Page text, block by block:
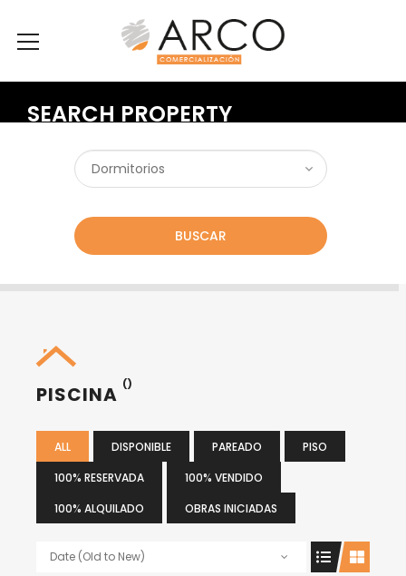
SEARCH PROPERTY
BUSCAR
PISCINA ()
ALL DISPONIBLE PAREADO
PISO
100% RESERVADA
100% VENDIDO
100% ALQUILADO
OBRAS INICIADAS
Date (Old to New)